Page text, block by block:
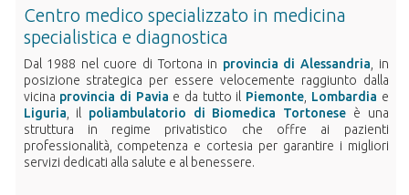
Centro medico specializzato in medicina
specialistica e diagnostica
Dal 1988 nel cuore di Tortona in provincia di Alessandria , in
posizione strategica per essere velocemente raggiunto dalla
vicina provincia di Pavia e da tutto il Piemonte Lombardia e
Liguria , il poliambulatorio di Biomedica Tortonese è una
struttura in regime privatistico che offre ai pazienti
professionalità, competenza e cortesia per garantire i migliori
servizi dedicati alla salute e al benessere.